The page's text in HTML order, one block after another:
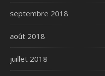
septembre 2018
août 2018
juillet 2018